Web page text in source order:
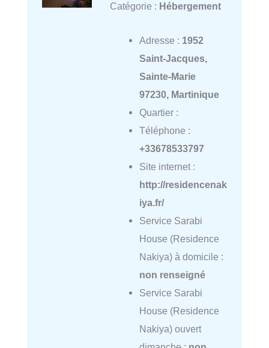
Catégorie : Hébergement
Adresse : 1952
Saint-Jacques,
Sainte-Marie
97230, Martinique
Quartier :
Téléphone :
+33678533797
Site internet :
http://residencenak
iya.fr/
Service Sarabi
House (Residence
Nakiya) à domicile :
non renseigné
Service Sarabi
House (Residence
Nakiya) ouvert